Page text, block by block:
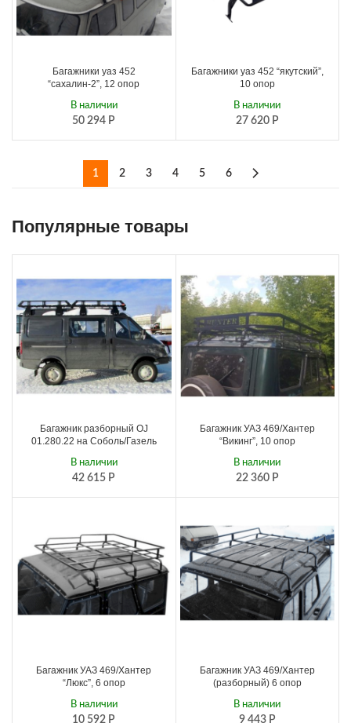
Багажники уаз 452
“сахалин-2”, 12 опор
50 294 Р
В наличии
Багажники уаз 452 “якутский”,
10 опор
27 620 Р
В наличии
1 2 3 4 5 6
Популярные товары
Багажник разборный OJ
01.280.22 на Соболь/Газель
42 615 Р
В наличии
Багажник УАЗ 469/Хантер
“Викинг”, 10 опор
22 360 Р
В наличии
Багажник УАЗ 469/Хантер
“Люкс”, 6 опор
10 592 Р
В наличии
Багажник УАЗ 469/Хантер
(разборный) 6 опор
9 443 Р
В наличии